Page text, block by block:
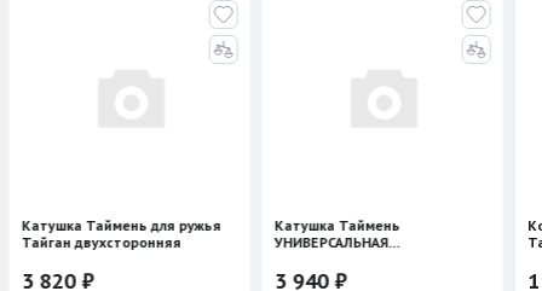
для ружья
Катушка Таймень
УНИВЕРСАЛЬНАЯ
Компенсатор